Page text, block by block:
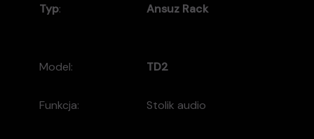
Typ: Ansuz Rack
Model: TD2
Funkcja: Stolik audio